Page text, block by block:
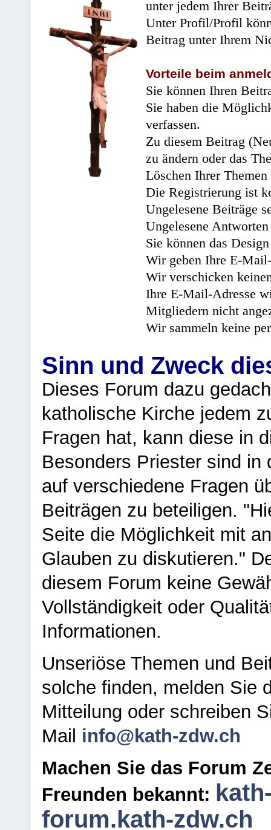
unter jedem Ihrer
Unter Profil/Profil
Beitrag unter Ihrem
Vorteile beim
Sie können Ihren
Sie haben die
verfassen.
Zu diesem Beitrag
zu ändern oder das
Löschen Ihrer
Die Registrierung ist
Ungelesene Beiträge
Ungelesene
Sie können das
Wir geben Ihre E-
Wir verschicken
Ihre E-Mail-Adresse
Mitgliedern nicht
Wir sammeln keine
Sinn und Zweck
Dieses Forum dazu
katholische Kirche jedem
Fragen hat, kann diese in
Besonders Priester sind in
auf verschiedene Fragen
Beiträgen zu beteiligen.
Seite die Möglichkeit mit
Glauben zu diskutieren."
diesem Forum keine
Vollständigkeit oder
Informationen.
Unseriöse Themen und
solche finden, melden Sie
Mitteilung oder schreiben
Mail info@kath-zdw.ch
Machen Sie das Forum
Freunden bekannt:
forum.kath-zdw.ch